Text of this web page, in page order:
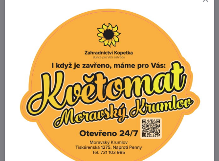
Telefon
+420 731 103 985
Prodejna
+420 607 042 662
Email
info@zahradnictvikopetka.cz
Zahradnictví Vedrovice